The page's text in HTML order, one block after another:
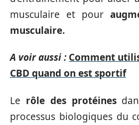
musculaire et pour
musculaire.
A voir aussi : Comment
CBD quand on est sportif
Le rôle des protéines
processus biologiques du